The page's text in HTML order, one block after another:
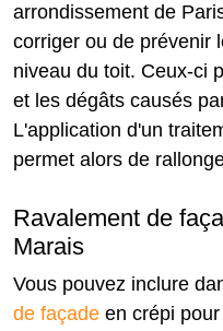
arrondissement de
corriger ou de prévenir
niveau du toit. Ceux-ci
et les dégâts causés
L'application d'un
permet alors de
Ravalement de
Marais
Vous pouvez inclure
de façade en crépi